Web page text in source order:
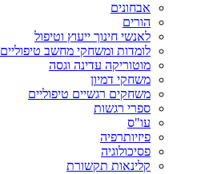
אבחונים
הורים
לאנשי חינוך ייעוץ וטיפול
לומדות ומשחקי מחשב טיפוליים
מוטוריקה עדינה וגסה
משחקי דמיון
משחקים רגשיים טיפוליים
ספרי רגשות
עו"ס
פיזיותרפיה
פסיכולוגיה
קלינאות תקשורת